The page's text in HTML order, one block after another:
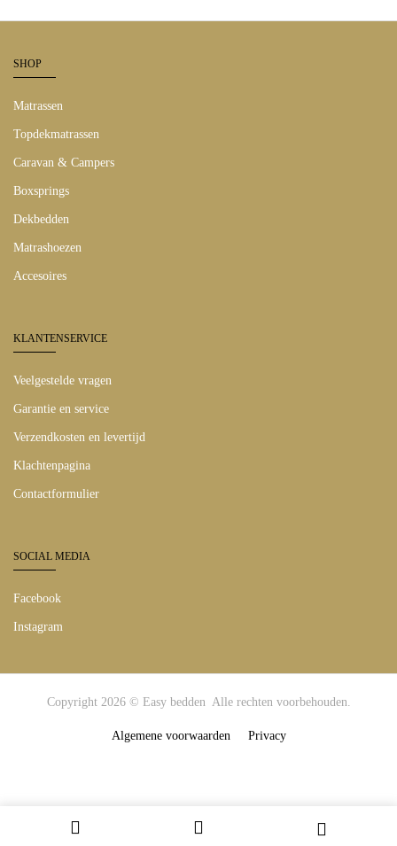
SHOP
Matrassen
Topdekmatrassen
Caravan & Campers
Boxsprings
Dekbedden
Matrashoezen
Accesoires
KLANTENSERVICE
Veelgestelde vragen
Garantie en service
Verzendkosten en levertijd
Klachtenpagina
Contactformulier
SOCIAL MEDIA
Facebook
Instagram
Copyright 2026 © Easy bedden Alle rechten voorbehouden.
Algemene voorwaarden Privacy